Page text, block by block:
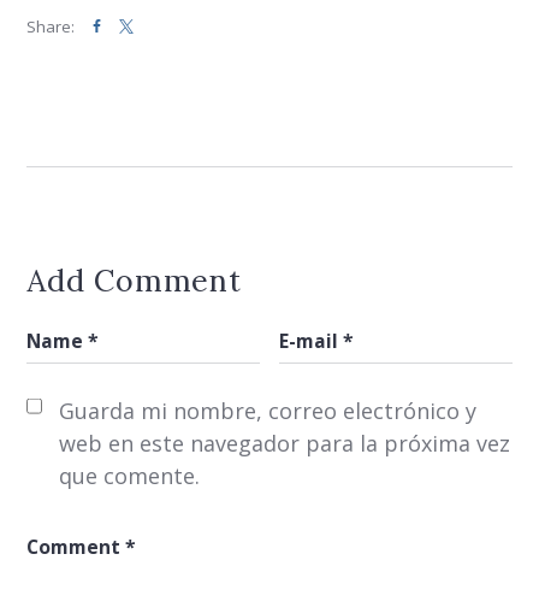
Share:
Add Comment
Guarda mi nombre, correo electrónico y
web en este navegador para la próxima vez
que comente.